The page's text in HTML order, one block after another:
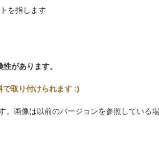
を指します
があります。
で取り付けられます :)
画像は以前のバージョンを参照している場